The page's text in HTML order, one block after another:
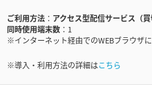
ご利用方法
アクセス型配信サービス（買
同時使用端末数
1
※インターネット経由でのWEBブラウザ
※導入・利用方法の詳細はこちら